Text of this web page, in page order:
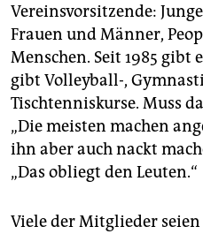
Vereinsvorsitzende:
Frauen und Männer,
Menschen. Seit 1985 gibt
gibt Volleyball-,
Tischtenniskurse. Muss
„Die meisten machen
ihn aber auch nackt
„Das obliegt den Leuten.“
Viele der Mitglieder